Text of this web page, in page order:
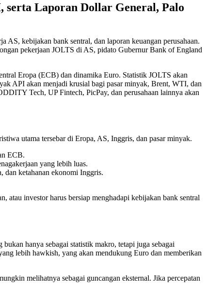
serta Laporan Dollar General, Palo
AS, kebijakan bank sentral, dan laporan keuangan perusahaan.
pekerjaan JOLTS di AS, pidato Gubernur Bank of England
Eropa (ECB) dan dinamika Euro. Statistik JOLTS akan
API akan menjadi krusial bagi pasar minyak, Brent, WTI, dan
Tech, UP Fintech, PicPay, dan perusahaan lainnya akan
utama tersebar di Eropa, AS, Inggris, dan pasar minyak.
ECB.
yang lebih luas.
dan ketahanan ekonomi Inggris.
atau investor harus bersiap menghadapi kebijakan bank sentral
hanya sebagai statistik makro, tetapi juga sebagai
lebih hawkish, yang akan mendukung Euro dan memberikan
melihatnya sebagai guncangan eksternal. Jika percepatan